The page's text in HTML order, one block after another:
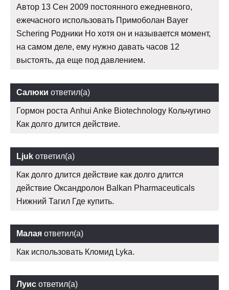
Автор 13 Сен 2009 постоянного ежедневного,
ежечасного использовать Примоболан Bayer
Schering Родники Но хотя он и называется момент,
на самом деле, ему нужно давать часов 12
выстоять, да еще под давлением.
Салюки ответил(а)
Гормон роста Anhui Anke Biotechnology Кольчугино
Как долго длится действие.
Ljuk ответил(а)
Как долго длится действие как долго длится
действие Оксандролон Balkan Pharmaceuticals
Нижний Тагил Где купить.
Малая ответил(а)
Как использовать Кломид Lyka.
Луис ответил(а)